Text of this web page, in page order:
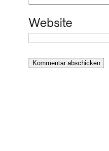
Website